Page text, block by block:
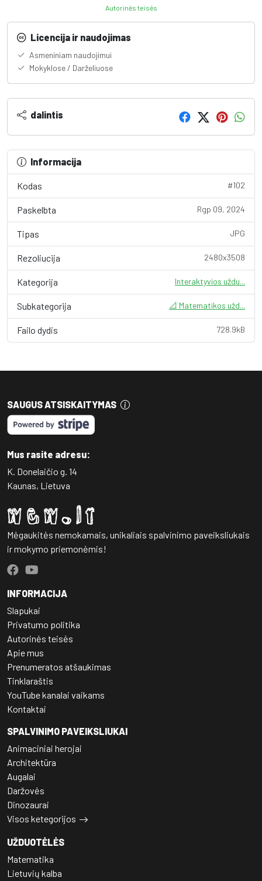
Autorinės teisės
Licencija ir naudojimas
Asmeniniam naudojimui
Mokyklose / Darželiuose
dalintis
Informacija
Kodas #102
Paskelbta Rgp 09, 2024
Tipas JPG
Rezoliucija 2480x3508
Kategorija Interaktyvios uždu...
Subkategorija 📐 Matematikos užd...
Failo dydis 728.9kB
SAUGUS ATSISKAITYMAS
Mus rasite adresu:
K. Donelaičio g. 14
Kaunas, Lietuva
Mėgaukitės nemokamais, unikaliais spalvinimo paveiksliukais
ir mokymo priemonėmis!
INFORMACIJA
Slapukai
Privatumo politika
Autorinės teisės
Apie mus
Prenumeratos atšaukimas
Tinklaraštis
YouTube kanalai vaikams
Kontaktai
SPALVINIMO PAVEIKSLIUKAI
Animaciniai herojai
Architektūra
Augalai
Daržovės
Dinozaurai
Visos ketegorijos
UŽDUOTĖLĖS
Matematika
Lietuvių kalba